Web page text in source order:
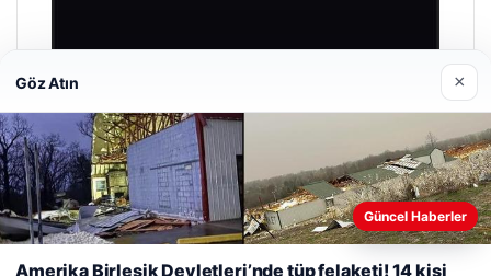
Prenses Night Club
Nisan 29, 2026
Web sitemizi nasıl kullandığınızı daha iyi anlayabilmek,
Göz Atın ×
Güncel Haberler
Amerika Birleşik Devletleri’nde tüp felaketi! 14 kişi